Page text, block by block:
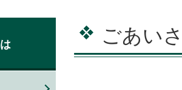
ごあい